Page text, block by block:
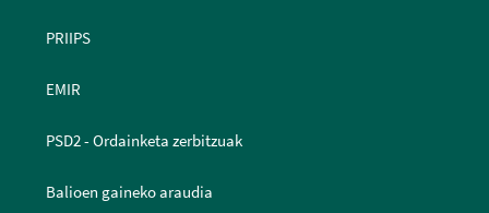
PRIIPS
EMIR
PSD2 - Ordainketa zerbitzuak
Balioen gaineko araudia